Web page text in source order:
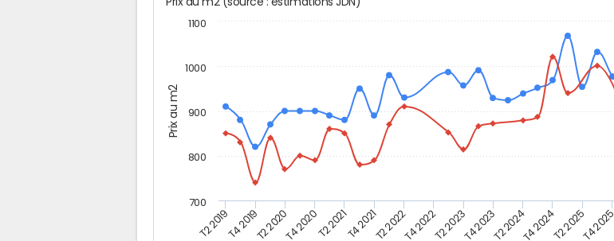
Prix au m2
T2 2019T4 2019T2 2020T4 2020T2 2021T4 2021T2 2022T4 2022T2 2023T4 2023T2 2024T4 2024T2 2025T4 2025
700
800
900
1000
1100